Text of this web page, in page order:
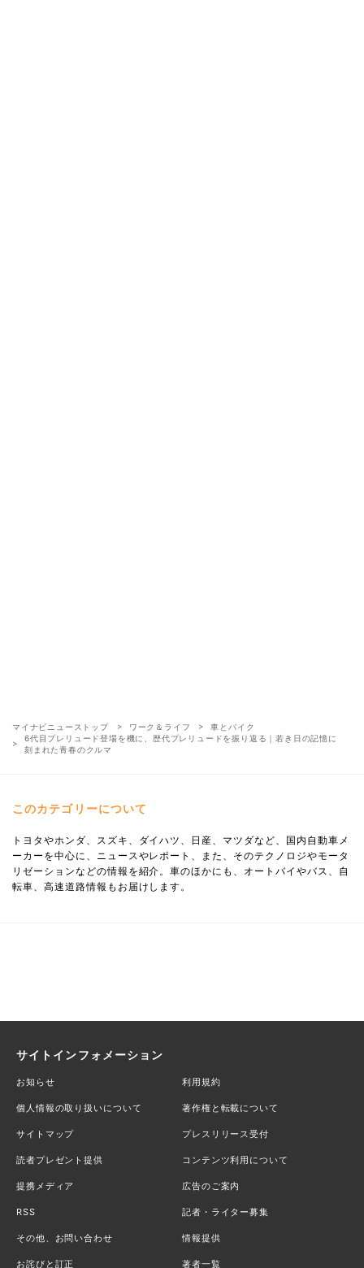
マイナビニューストップ ワーク＆ライフ
車とバイク
6代目プレリュード登場を機に、歴代プレリュードを振り返る｜若き日の記憶に
刻まれた青春のクルマ
このカテゴリーについて
トヨタやホンダ、スズキ、ダイハツ、日産、マツダなど、国内自動車メ
ーカーを中心に、ニュースやレポート、また、そのテクノロジやモータ
リゼーションなどの情報を紹介。車のほかにも、オートバイやバス、自
転車、高速道路情報もお届けします。
サイトインフォメーション
お知らせ 利用規約
個人情報の取り扱いについて 著作権と転載について
サイトマップ プレスリリース受付
読者プレゼント提供 コンテンツ利用について
提携メディア 広告のご案内
RSS 記者・ライター募集
その他、お問い合わせ 情報提供
お詫びと訂正 著者一覧